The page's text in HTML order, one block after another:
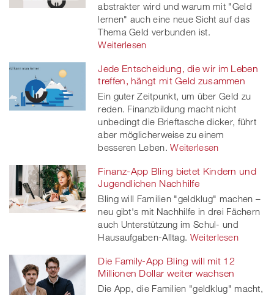
abstrakter wird und warum mit "Geld
lernen" auch eine neue Sicht auf das
Thema Geld verbunden ist.
Weiterlesen
Jede Entscheidung, die wir im Leben
treffen, hängt mit Geld zusammen
Ein guter Zeitpunkt, um über Geld zu
reden. Finanzbildung macht nicht
unbedingt die Brieftasche dicker, führt
aber möglicherweise zu einem
besseren Leben. Weiterlesen
Finanz-App Bling bietet Kindern und
Jugendlichen Nachhilfe
Bling will Familien "geldklug" machen –
neu gibt's mit Nachhilfe in drei Fächern
auch Unterstützung im Schul- und
Hausaufgaben-Alltag. Weiterlesen
Die Family-App Bling will mit 12
Millionen Dollar weiter wachsen
Die App, die Familien "geldklug" macht,